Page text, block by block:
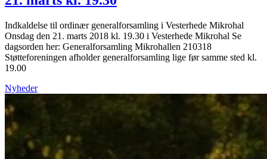
Indkaldelse til ordinær generalforsamling i Vesterhede Mikrohal
Onsdag den 21. marts 2018 kl. 19.30 i Vesterhede Mikrohal Se
dagsorden her: Generalforsamling Mikrohallen 210318
Støtteforeningen afholder generalforsamling lige før samme sted kl.
19.00
Nyheder